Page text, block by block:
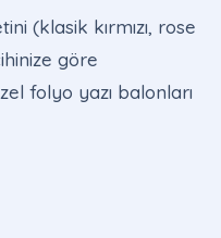
(klasik kırmızı, rose
göre
folyo yazı balonları